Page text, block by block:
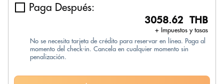
Paga Después:
3058.62 THB
+ Impuestos y tasas
No se necesita tarjeta de crédito para reservar en línea. Paga al
momento del check-in. Cancela en cualquier momento sin
penalización.